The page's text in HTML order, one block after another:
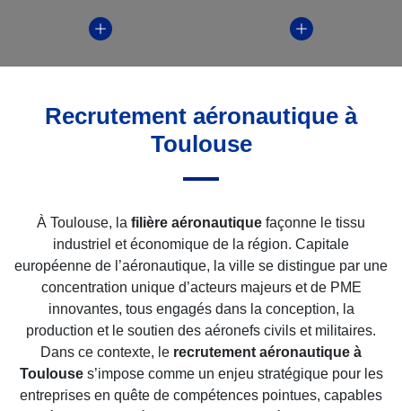
PUBLICATIONS
Recrutement aéronautique à
Toulouse
À Toulouse, la filière aéronautique façonne le tissu
industriel et économique de la région. Capitale
européenne de l’aéronautique, la ville se distingue par une
concentration unique d’acteurs majeurs et de PME
innovantes, tous engagés dans la conception, la
production et le soutien des aéronefs civils et militaires.
Dans ce contexte, le recrutement aéronautique à
Toulouses’impose comme un enjeu stratégique pour les
entreprises en quête de compétences pointues, capables